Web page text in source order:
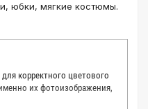
юбки, мягкие костюмы.
корректного цветового
их фотоизображения,